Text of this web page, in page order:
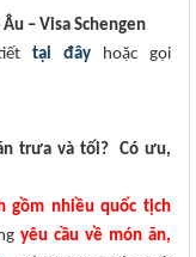
– Visa Schengen
tiếttại đây hoặc gọi
trưa và tối? Có ưu,
gồm nhiều quốc tịch
yêu cầu về món ăn,